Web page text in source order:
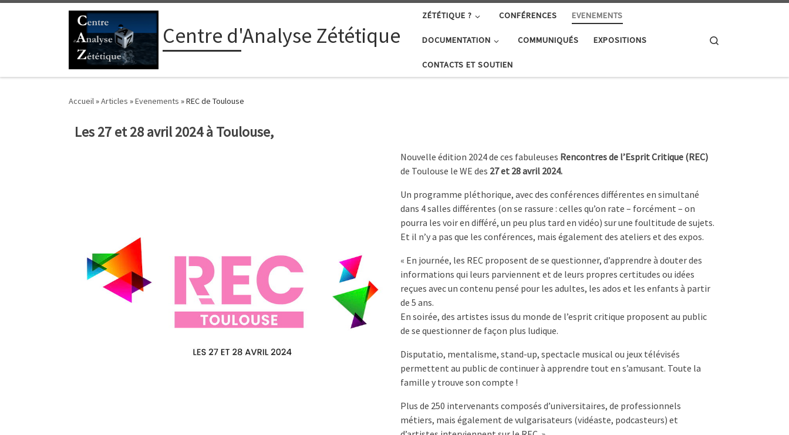
Passer au contenu
Centre d'Analyse Zététique
ZÉTÉTIQUE ? CONFÉRENCES EVENEMENTS
DOCUMENTATION COMMUNIQUÉS EXPOSITIONS
CONTACTS ET SOUTIEN
Accueil »Articles »Evenements »REC de Toulouse
Les 27 et 28 avril 2024 à Toulouse,
Nouvelle édition 2024 de ces fabuleuses Rencontres de l’Esprit Critique (REC)
de Toulouse le WE des 27 et 28 avril 2024.
Un programme pléthorique, avec des conférences différentes en simultané
dans 4 salles différentes (on se rassure : celles qu’on rate – forcément – on
pourra les voir en différé, un peu plus tard en vidéo) sur une foultitude de sujets.
Et il n’y a pas que les conférences, mais également des ateliers et des expos.
« En journée, les REC proposent de se questionner, d’apprendre à douter des
informations qui leurs parviennent et de leurs propres certitudes ou idées
reçues avec un contenu pensé pour les adultes, les ados et les enfants à partir
de 5 ans.
En soirée, des artistes issus du monde de l’esprit critique proposent au public
de se questionner de façon plus ludique.
Disputatio, mentalisme, stand-up, spectacle musical ou jeux télévisés
permettent au public de continuer à apprendre tout en s’amusant. Toute la
famille y trouve son compte !
Plus de 250 intervenants composés d’universitaires, de professionnels
métiers, mais également de vulgarisateurs (vidéaste, podcasteurs) et